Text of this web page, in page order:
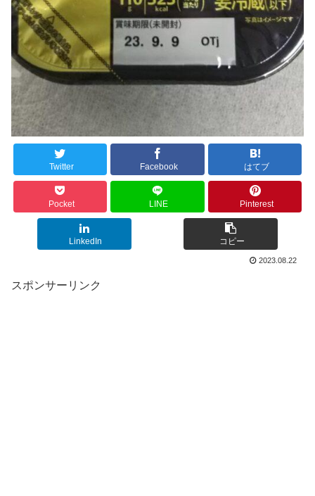
Twitter Facebook はてブ
Pocket LINE Pinterest
LinkedIn コピー
2023.08.22
スポンサーリンク